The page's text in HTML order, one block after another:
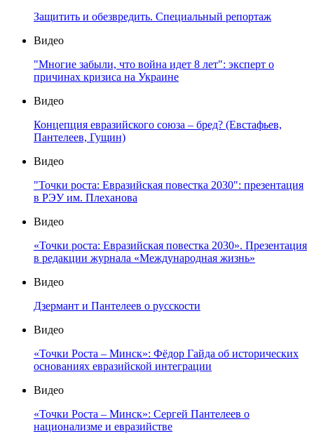
Защитить и обезвредить. Специальный репортаж
Видео
"Многие забыли, что война идет 8 лет": эксперт о
причинах кризиса на Украине
Видео
Концепция евразийского союза – бред? (Евстафьев,
Пантелеев, Гущин)
Видео
"Точки роста: Евразийская повестка 2030": презентация
в РЭУ им. Плеханова
Видео
«Точки роста: Евразийская повестка 2030». Презентация
в редакции журнала «Международная жизнь»
Видео
Дзермант и Пантелеев о русскости
Видео
«Точки Роста – Минск»: Фёдор Гайда об исторических
основаниях евразийской интеграции
Видео
«Точки Роста – Минск»: Сергей Пантелеев о
национализме и евразийстве